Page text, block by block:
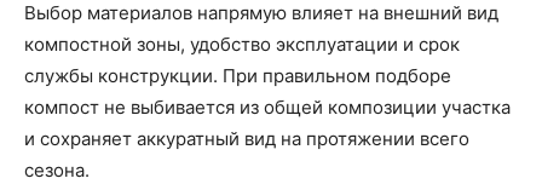
Выбор материалов напрямую влияет на внешний вид
компостной зоны, удобство эксплуатации и срок
службы конструкции. При правильном подборе
компост не выбивается из общей композиции участка
и сохраняет аккуратный вид на протяжении всего
сезона.